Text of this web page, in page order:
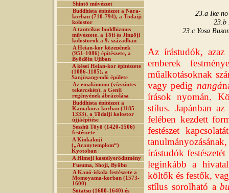
Shintō művészet
Buddhista építészet a Nara-
korban (710-794), a Tōdaiji
kolostor
A tantrikus buddhizmus
művészete, a Tōji és Jingōji
kolostorok a 9. században
A Heian-kor közepének
(951-1086) építészete, a
Byōdōin Ujiban
A kései Heian-kor építészete
(1086-1185), a
Sanjūsangendō épülete
Az emakimono (vízszintes
tekercskép), a Genji
regényének ábrázolása
Buddhista építészet a
Kamakura-korban (1185-
1333), a Tōdaiji kolostor
újjáépítése
Sesshū Tōyō (1420-1506)
festészete
A Kinkakuji
(„Aranytemplom“)
Kyotoban
A Himeji kastélyerődítmény
Fusuma, Shoji, Byōbu
A Kanō-iskola festészete a
Momoyama-korban (1573-
1600)
Sōtatsu (1600-1640) és
23.a Ike
23.b
23.c Yosa
Az írástudók,
emberek
műalkotásoknak
vagy pedig nangá
írások nyomán.
stílus. Japánban
felében kezdett
festészet
írástudók
leginkább a
költők és festők,
stílus sorolható a